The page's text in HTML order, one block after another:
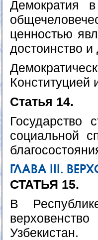
Демократия
ценностью
достоинство
Конституцией
Статья 14.
Государство
социальной
ГЛАВА III.
СТАТЬЯ 15.
В
Узбекистан.